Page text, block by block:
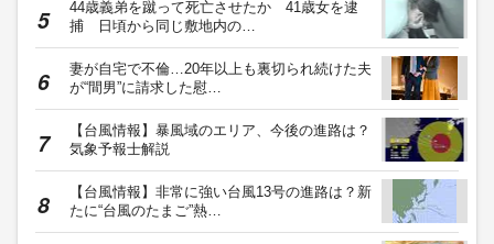
44歳義弟を蹴って死亡させたか 41歳女を逮
捕 日頃から同じ敷地内の…
妻が自宅で不倫…20年以上も裏切られ続けた夫
が“間男”に請求した慰…
【台風情報】暴風域のエリア、今後の進路は？
気象予報士解説
【台風情報】非常に強い台風13号の進路は？新
たに“台風のたまご”熱…